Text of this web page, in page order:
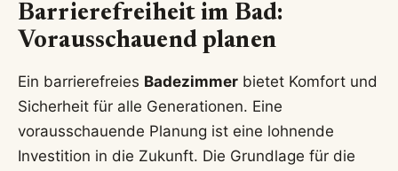
Barrierefreiheit im Bad:
Vorausschauend planen
Ein barrierefreies Badezimmer bietet Komfort und
Sicherheit für alle Generationen. Eine
vorausschauende Planung ist eine lohnende
Investition in die Zukunft. Die Grundlage für die